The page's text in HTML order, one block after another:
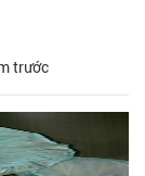
trước